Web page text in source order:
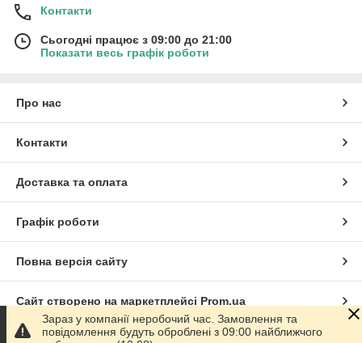
Контакти
Сьогодні працює з 09:00 до 21:00
Показати весь графік роботи
Про нас
Контакти
Доставка та оплата
Графік роботи
Повна версія сайту
Сайт створено на маркетплейсі Prom.ua
Зараз у компанії неробочий час. Замовлення та
повідомлення будуть оброблені з 09:00 найближчого